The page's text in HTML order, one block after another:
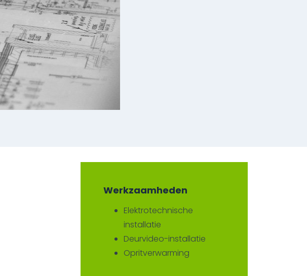
Werkzaamheden
Elektrotechnische
installatie
Deurvideo-installatie
Opritverwarming